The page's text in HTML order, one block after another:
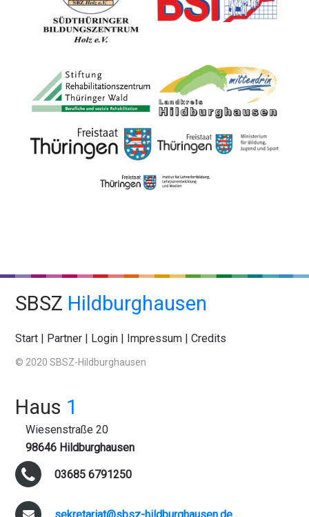
SBSZ Hildburghausen
Start | Partner | Login | Impressum |Credits
© 2020 SBSZ-Hildburghausen
Haus 1
Wiesenstraße 20
98646 Hildburghausen
03685 6791250
sekretariat@sbsz-hildburghausen.de